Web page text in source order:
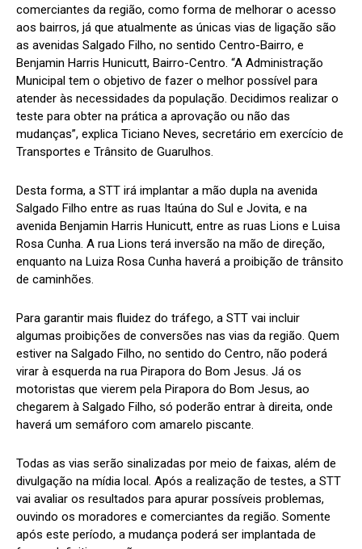
comerciantes da região, como forma de melhorar o acesso
aos bairros, já que atualmente as únicas vias de ligação são
as avenidas Salgado Filho, no sentido Centro-Bairro, e
Benjamin Harris Hunicutt, Bairro-Centro. “A Administração
Municipal tem o objetivo de fazer o melhor possível para
atender às necessidades da população. Decidimos realizar o
teste para obter na prática a aprovação ou não das
mudanças”, explica Ticiano Neves, secretário em exercício de
Transportes e Trânsito de Guarulhos.
Desta forma, a STT irá implantar a mão dupla na avenida
Salgado Filho entre as ruas Itaúna do Sul e Jovita, e na
avenida Benjamin Harris Hunicutt, entre as ruas Lions e Luisa
Rosa Cunha. A rua Lions terá inversão na mão de direção,
enquanto na Luiza Rosa Cunha haverá a proibição de trânsito
de caminhões.
Para garantir mais fluidez do tráfego, a STT vai incluir
algumas proibições de conversões nas vias da região. Quem
estiver na Salgado Filho, no sentido do Centro, não poderá
virar à esquerda na rua Pirapora do Bom Jesus. Já os
motoristas que vierem pela Pirapora do Bom Jesus, ao
chegarem à Salgado Filho, só poderão entrar à direita, onde
haverá um semáforo com amarelo piscante.
Todas as vias serão sinalizadas por meio de faixas, além de
divulgação na mídia local. Após a realização de testes, a STT
vai avaliar os resultados para apurar possíveis problemas,
ouvindo os moradores e comerciantes da região. Somente
após este período, a mudança poderá ser implantada de